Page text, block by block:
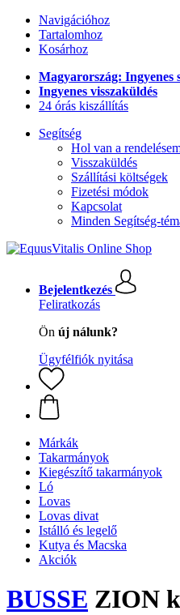
Navigációhoz
Tartalomhoz
Kosárhoz
Magyarország: Ingyenes
Ingyenes visszaküldés
24 órás kiszállítás
Segítség
Hol van a
Visszaküldés
Szállítási költségek
Fizetési módok
Kapcsolat
Minden Segítség-
Bejelentkezés
Feliratkozás
Ön új nálunk?
Ügyfélfiók nyitása
Márkák
Takarmányok
Kiegészítő takarmányok
Ló
Lovas
Lovas divat
Istálló és legelő
Kutya és Macska
Akciók
BUSSE ZION